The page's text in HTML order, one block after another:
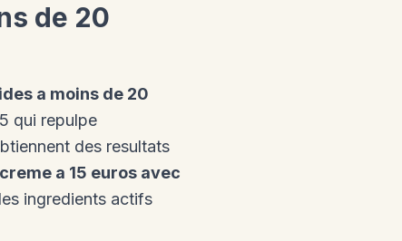
de 20
a moins de 20
qui repulpe
des resultats
a 15 euros avec
ingredients actifs